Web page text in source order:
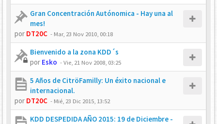
Gran Concentración Autónomica - Hay una al
mes!
por DT20C - Mar, 23 Nov 2010, 00:18
Bienvenido a la zona KDD´s
por Esko -Vie, 21 Nov 2008, 03:25
5 Años de CitröFamilly: Un éxito nacional e
internacional.
por DT20C - Mié, 23 Dic 2015, 13:52
KDD DESPEDIDA AÑO 2015: 19 de Diciembre -